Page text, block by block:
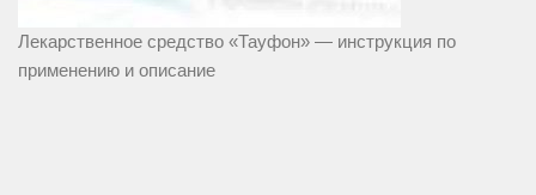
Лекарственное средство «Тауфон» — инструкция по
применению и описание